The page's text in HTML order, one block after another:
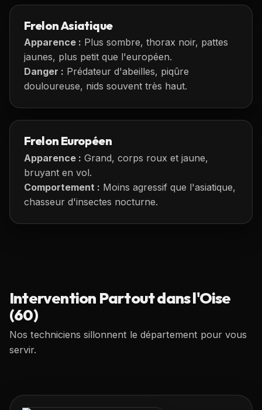
Frelon Asiatique
Apparence : Plus sombre, thorax noir, pattes
jaunes, plus petit que l'européen.
Danger : Prédateur d'abeilles, piqûre
douloureuse, nids souvent très haut.
Frelon Européen
Apparence : Grand, corps roux et jaune,
bruyant en vol.
Comportement : Moins agressif que l'asiatique,
chasseur d'insectes nocturne.
Intervention Partout dans l'Oise
(60)
Nos techniciens sillonnent le département pour vous
servir.